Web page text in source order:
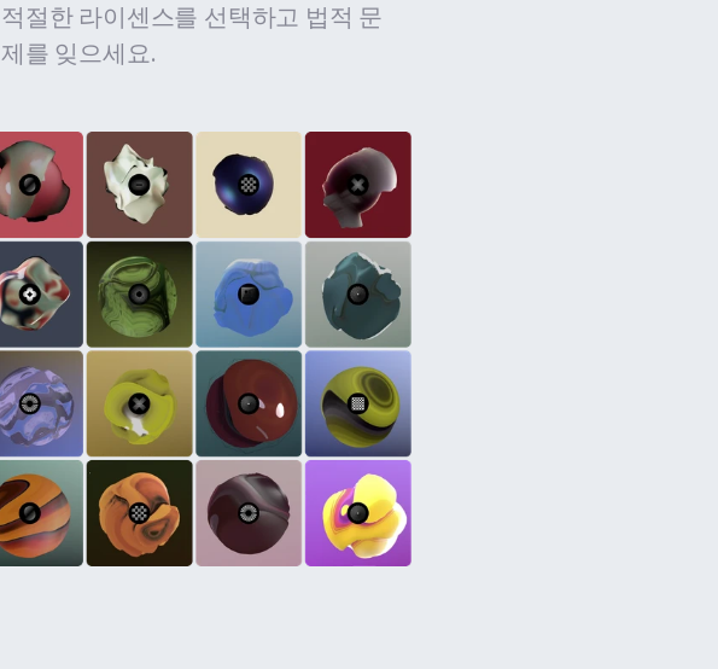
적절한 라이센스를 선택하고 법적 문
제를 잊으세요.